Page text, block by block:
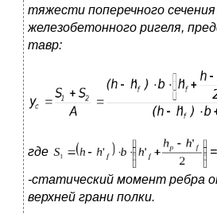
тяжести поперечного
железобетонного ригеля,
тавр:
где =
-статический момент ребра
верхней грани полки.